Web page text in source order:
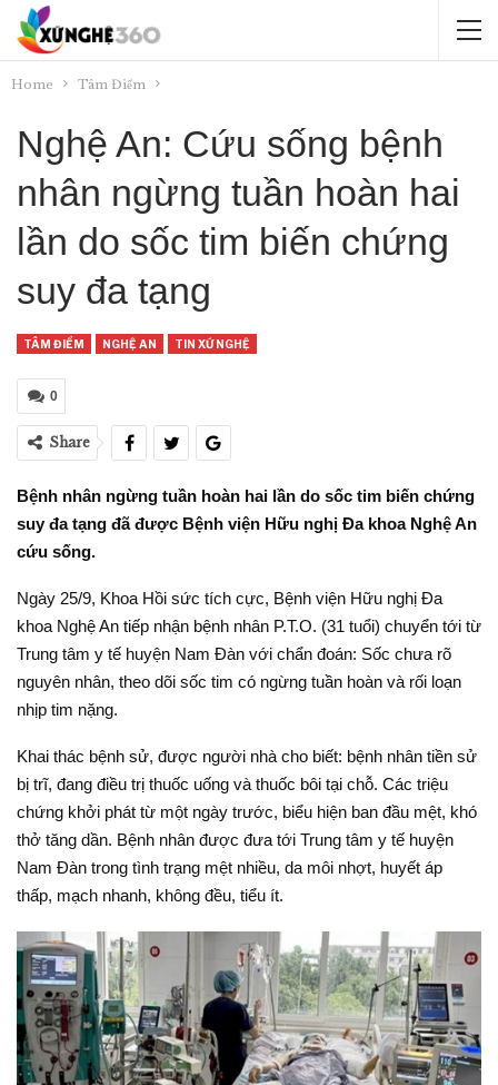
Home Tâm Điểm
Nghệ An: Cứu sống bệnh
nhân ngừng tuần hoàn hai
lần do sốc tim biến chứng
suy đa tạng
TÂM ĐIỂM NGHỆ AN TIN XỨ NGHỆ
0
Share
Bệnh nhân ngừng tuần hoàn hai lần do sốc tim biến chứng
suy đa tạng đã được Bệnh viện Hữu nghị Đa khoa Nghệ An
cứu sống.
Ngày 25/9, Khoa Hồi sức tích cực, Bệnh viện Hữu nghị Đa
khoa Nghệ An tiếp nhận bệnh nhân P.T.O. (31 tuổi) chuyển tới từ
Trung tâm y tế huyện Nam Đàn với chẩn đoán: Sốc chưa rõ
nguyên nhân, theo dõi sốc tim có ngừng tuần hoàn và rối loạn
nhịp tim nặng.
Khai thác bệnh sử, được người nhà cho biết: bệnh nhân tiền sử
bị trĩ, đang điều trị thuốc uống và thuốc bôi tại chỗ. Các triệu
chứng khởi phát từ một ngày trước, biểu hiện ban đầu mệt, khó
thở tăng dần. Bệnh nhân được đưa tới Trung tâm y tế huyện
Nam Đàn trong tình trạng mệt nhiều, da môi nhợt, huyết áp
thấp, mạch nhanh, không đều, tiểu ít.